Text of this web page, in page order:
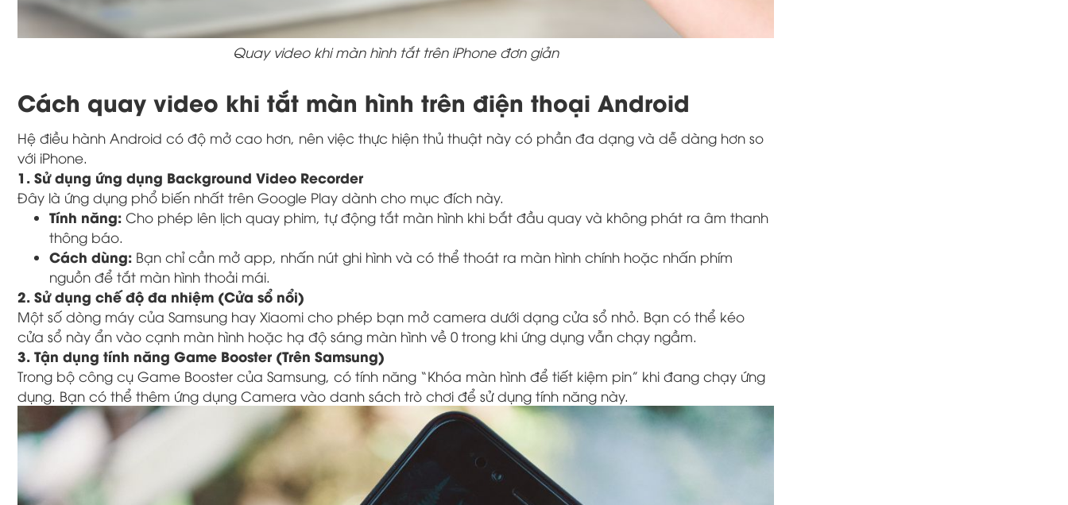
Quay video khi màn hình tắt trên iPhone đơn giản
Cách quay video khi tắt màn hình trên điện thoại Android
Hệ điều hành Android có độ mở cao hơn, nên việc thực hiện thủ thuật này có phần đa dạng và dễ dàng hơn so
với iPhone.
1. Sử dụng ứng dụng Background Video Recorder
Đây là ứng dụng phổ biến nhất trên Google Play dành cho mục đích này.
Tính năng: Cho phép lên lịch quay phim, tự động tắt màn hình khi bắt đầu quay và không phát ra âm thanh
thông báo.
Cách dùng: Bạn chỉ cần mở app, nhấn nút ghi hình và có thể thoát ra màn hình chính hoặc nhấn phím
nguồn để tắt màn hình thoải mái.
2. Sử dụng chế độ đa nhiệm (Cửa sổ nổi)
Một số dòng máy của Samsung hay Xiaomi cho phép bạn mở camera dưới dạng cửa sổ nhỏ. Bạn có thể kéo
cửa sổ này ẩn vào cạnh màn hình hoặc hạ độ sáng màn hình về 0 trong khi ứng dụng vẫn chạy ngầm.
3. Tận dụng tính năng Game Booster (Trên Samsung)
Trong bộ công cụ Game Booster của Samsung, có tính năng “Khóa màn hình để tiết kiệm pin” khi đang chạy ứng
dụng. Bạn có thể thêm ứng dụng Camera vào danh sách trò chơi để sử dụng tính năng này.